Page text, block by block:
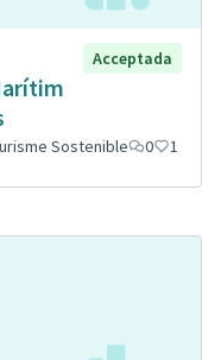
Acceptada
Sostenible 0 1